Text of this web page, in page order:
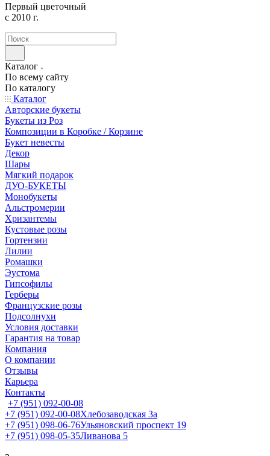
Первый цветочный
с 2010 г.
Каталог
По всему сайту
По каталогу
Каталог
Авторские букеты
Букеты из Роз
Композиции в Коробке / Корзине
Букет невесты
Декор
Шары
Мягкий подарок
ДУО-БУКЕТЫ
Монобукеты
Альстромерии
Хризантемы
Кустовые розы
Гортензии
Лилии
Ромашки
Эустома
Гипсофилы
Герберы
Французские розы
Подсолнухи
Условия доставки
Гарантия на товар
Компания
О компании
Отзывы
Карьера
Контакты
+7 (951) 092-00-08
+7 (951) 092-00-08Хлебозаводская 3а
+7 (951) 098-06-76Ульяновский проспект 19
+7 (951) 098-05-35Ливанова 5